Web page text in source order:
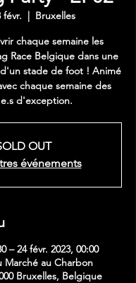
févr.
  |
Bruxelles
chaque semaine les
Race Belgique dans une
stade de foot ! Animé
chaque semaine des
d'exception.
OUT
événements
– 24 févr. 2023, 00:00
Marché au Charbon
Bruxelles, Belgique